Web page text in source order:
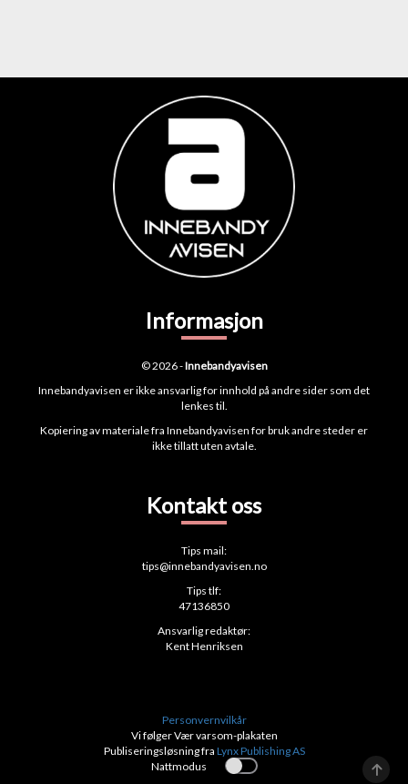
Informasjon
© 2026 -Innebandyavisen
Innebandyavisen er ikke ansvarlig for innhold på andre sider som det
lenkes til.
Kopiering av materiale fra Innebandyavisen for bruk andre steder er
ikke tillatt uten avtale.
Kontakt oss
Tips mail:
tips@innebandyavisen.no
Tips tlf:
47136850
Ansvarlig redaktør:
Kent Henriksen
Personvernvilkår
Vi følger Vær varsom-plakaten
Publiseringsløsning fra Lynx Publishing AS
Nattmodus